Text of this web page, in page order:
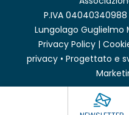
P.IVA 04040340988
Lungolago Guglielmo
Privacy Policy |
privacy• Progettato e